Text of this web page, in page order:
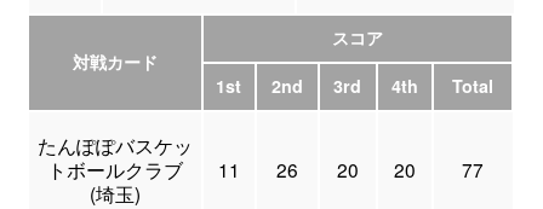
対戦カード
スコア
1st
2nd 3rd 4th Total
たんぽぽバスケッ
トボールクラブ
(埼玉)
11 26 20 20 77